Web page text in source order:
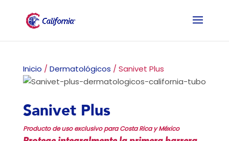
Inicio / Dermatológicos / Sanivet Plus
Sanivet Plus
Producto de uso exclusivo para Costa Rica y México